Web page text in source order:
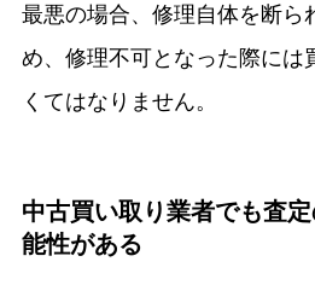
最悪の場合、修理自体を断ら
め、修理不可となった際には
くてはなりません。
中古買い取り業者でも査
能性がある